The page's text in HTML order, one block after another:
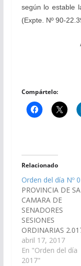
según lo estable
(Expte. Nº 90-
Compártelo:
Relacionado
Orden del día Nº
PROVINCIA DE
CAMARA DE
SENADORES
SESIONES
ORDINARIAS
ORDEN DEL DIA
(Dictamen de
Comisión
abril 17, 2017
En "Orden del día
2017"